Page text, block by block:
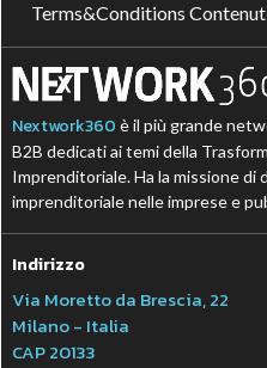
Terms&Conditions
Nextwork360 è il più grande
B2B dedicati ai temi della
Imprenditoriale. Ha la missione
imprenditoriale nelle imprese e
Indirizzo
Via Moretto da Brescia, 22
Milano - Italia
CAP 20133